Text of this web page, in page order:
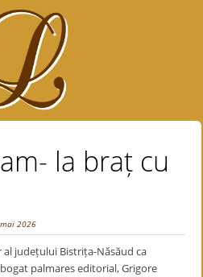
la braț cu
2026
județului Bistrița-Năsăud ca
palmares editorial, Grigore